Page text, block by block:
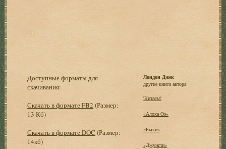
Доступные форматы для
скачивания:
Скачать в формате FB2 (Размер:
13 Кб)
Скачать в формате DOC (Размер:
14кб)
Лондон Джек
другие книги автора:
'Китаеза'
«Алоха Оэ»
«Быки»
«Джунгли»